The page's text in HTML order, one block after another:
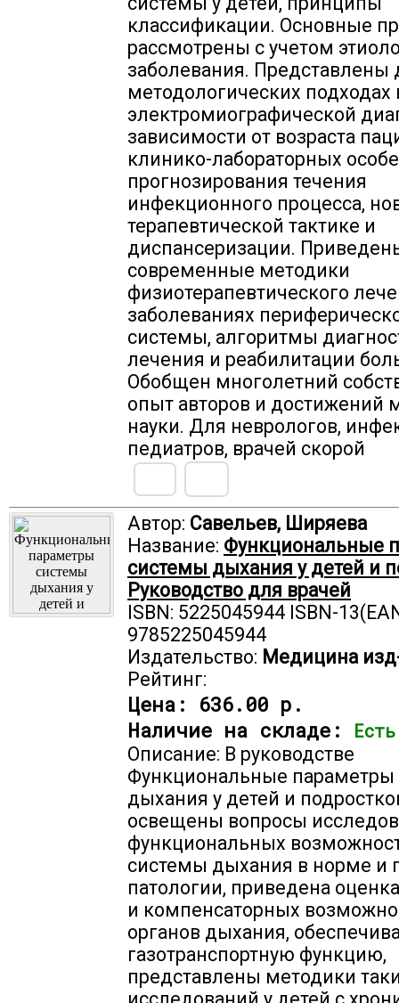
классификации. Основные
рассмотрены с учетом
заболевания. Представлены
методологических подходах
электромиографической
зависимости от возраста
клинико-лабораторных
прогнозирования течения
инфекционного процесса,
терапевтической тактике и
диспансеризации.
современные методики
физиотерапевтического
заболеваниях
системы, алгоритмы
лечения и реабилитации
Обобщен многолетний
опыт авторов и достижений
науки. Для неврологов,
педиатров, врачей скорой
Автор: Савельев, Ширяева
Название: Функциональные
системы дыхания у детей и
Руководство для врачей
ISBN: 5225045944 ISBN-
9785225045944
Издательство: Медицина
Рейтинг:
Цена: 636.00 р.
Наличие на складе:
Есть
Описание: В руководстве
Функциональные
дыхания у детей и
освещены вопросы
функциональных
системы дыхания в норме и
патологии, приведена
и компенсаторных
органов дыхания,
газотранспортную функцию,
представлены методики